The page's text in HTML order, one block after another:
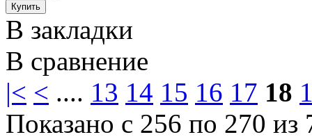
В закладки
В сравнение
|< < .... 13 14 15 16 17 18
Показано с 256 по 270 из